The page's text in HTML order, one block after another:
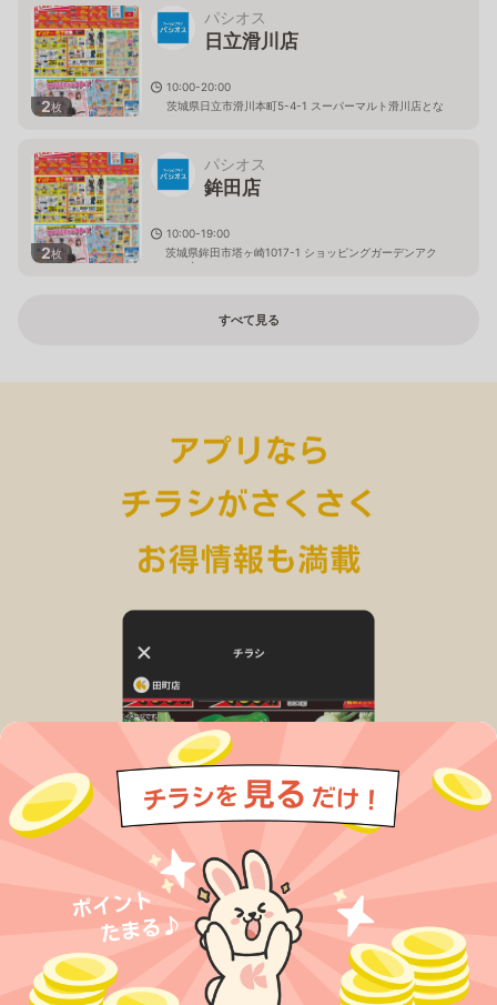
2枚
パシオス
日立滑川店
10:00-20:00
茨城県日立市滑川本町5-4-1 スーパーマルト滑川店とな
2枚
パシオス
鉾田店
10:00-19:00
茨城県鉾田市塔ヶ崎1017-1 ショッピングガーデンアク
ロス内
すべて見る